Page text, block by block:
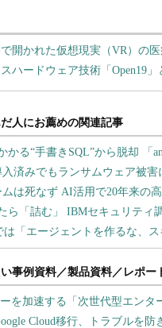
開かれた仮想現実（VR）の医
ハードウェア技術「Open19
事例資料／製品資料／レポー
を加速する「次世代型エンタ
Cloud移行、トラブルを